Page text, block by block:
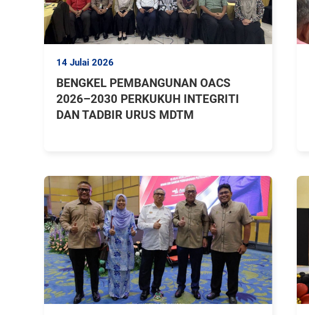
14 Julai 2026
BENGKEL PEMBANGUNAN OACS
2026–2030 PERKUKUH INTEGRITI
DAN TADBIR URUS MDTM